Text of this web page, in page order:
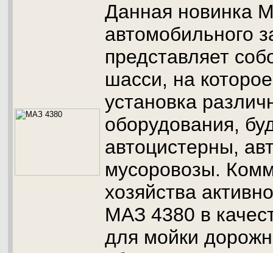
Данная новинка
автомобильного
представляет
шасси, на
установка
оборудования,
автоцистерны,
мусоровозы.
хозяйства
МАЗ 4380 в
для мойки